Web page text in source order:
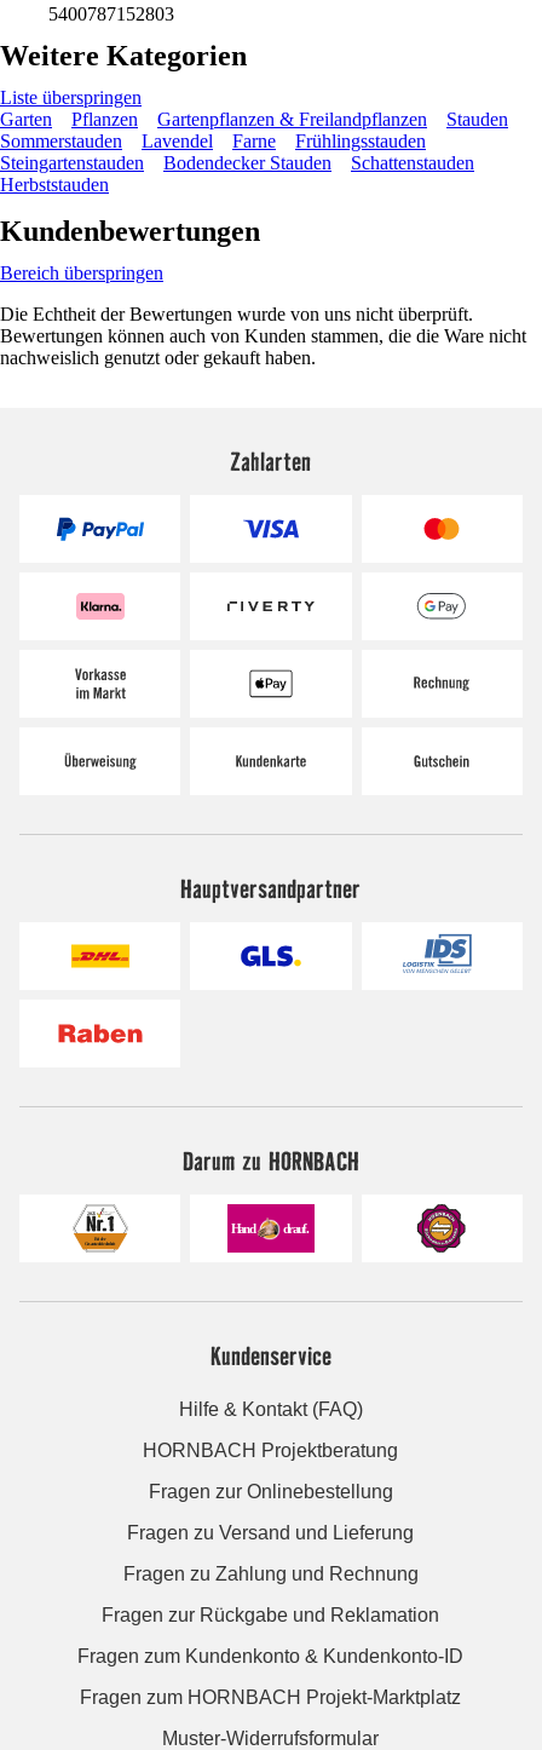
5400787152803
Weitere Kategorien
Liste überspringen
Garten
Pflanzen Gartenpflanzen & Freilandpflanzen
Stauden
Sommerstauden
Lavendel Farne
Frühlingsstauden
Steingartenstauden
Bodendecker Stauden
Schattenstauden
Herbststauden
Kundenbewertungen
Bereich überspringen
Die Echtheit der Bewertungen wurde von uns nicht überprüft.
Bewertungen können auch von Kunden stammen, die die Ware nicht
nachweislich genutzt oder gekauft haben.
Zahlarten
Hauptversandpartner
Darum zu HORNBACH
Kundenservice
Hilfe & Kontakt (FAQ)
HORNBACH Projektberatung
Fragen zur Onlinebestellung
Fragen zu Versand und Lieferung
Fragen zu Zahlung und Rechnung
Fragen zur Rückgabe und Reklamation
Fragen zum Kundenkonto & Kundenkonto-ID
Fragen zum HORNBACH Projekt-Marktplatz
Muster-Widerrufsformular